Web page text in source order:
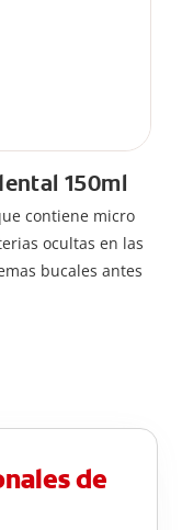
150ml
contiene micro
ocultas en las
bucales antes
de